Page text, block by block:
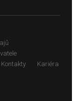
Kontakty Kariéra